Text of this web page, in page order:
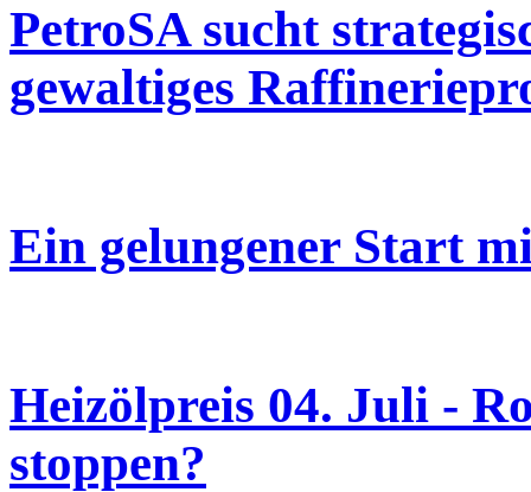
PetroSA sucht
gewaltiges
Ein gelungener Start
Heizölpreis 04. Juli -
stoppen?